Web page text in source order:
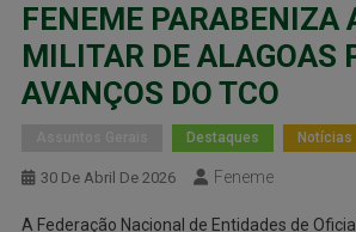
FENEME PARABENIZA
MILITAR DE ALAGOAS
AVANÇOS DO TCO
Destaques Notícias
30 De Abril De 2026 Feneme
A Federação Nacional de Entidades de